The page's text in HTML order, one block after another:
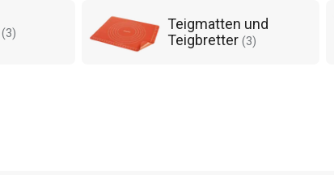
(3)
Teigmatten und
Teigbretter (3)